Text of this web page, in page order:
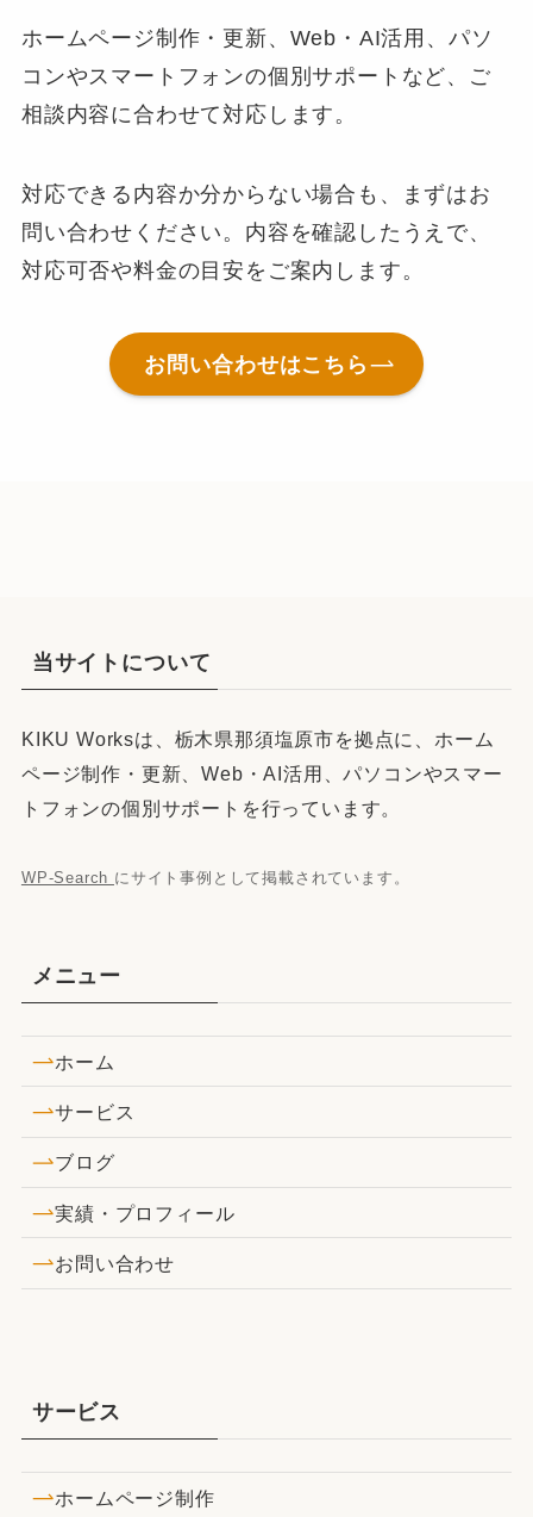
ホームページ制作・更新、Web・AI活用、パソ
コンやスマートフォンの個別サポートなど、ご
相談内容に合わせて対応します。
対応できる内容か分からない場合も、まずはお
問い合わせください。内容を確認したうえで、
対応可否や料金の目安をご案内します。
お問い合わせはこちら
当サイトについて
KIKU Worksは、栃木県那須塩原市を拠点に、ホーム
ページ制作・更新、Web・AI活用、パソコンやスマー
トフォンの個別サポートを行っています。
WP-Search にサイト事例として掲載されています。
メニュー
ホーム
サービス
ブログ
実績・プロフィール
お問い合わせ
サービス
ホームページ制作